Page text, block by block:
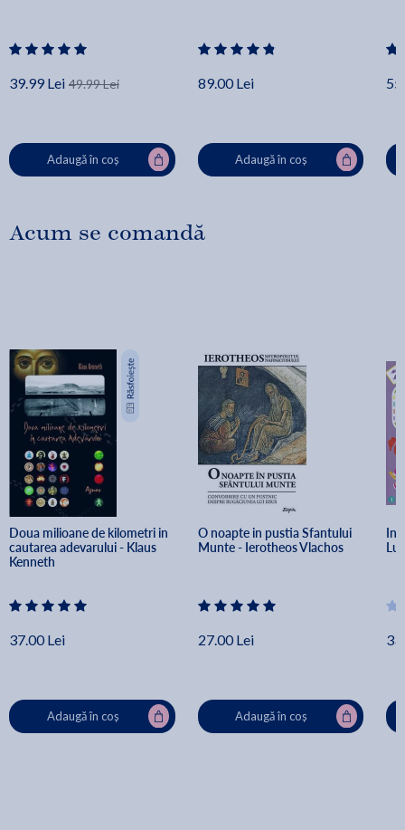
39.99 Lei 49.99 Lei
Adaugă în coș
89.00 Lei
Adaugă în coș
Acum se comandă
Doua milioane de kilometri in
cautarea adevarului - Klaus
Kenneth
37.00 Lei
Adaugă în coș
O noapte in pustia Sfantului
Munte - Ierotheos Vlachos
27.00 Lei
Adaugă în coș